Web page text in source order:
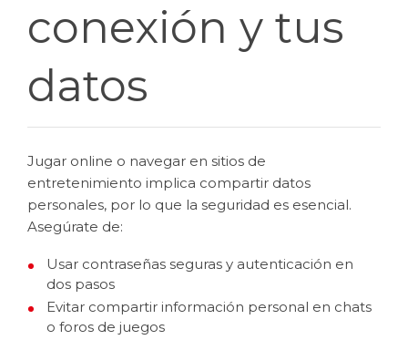
conexión y tus
datos
Jugar online o navegar en sitios de
entretenimiento implica compartir datos
personales, por lo que la seguridad es esencial.
Asegúrate de:
Usar contraseñas seguras y autenticación en
dos pasos
Evitar compartir información personal en chats
o foros de juegos